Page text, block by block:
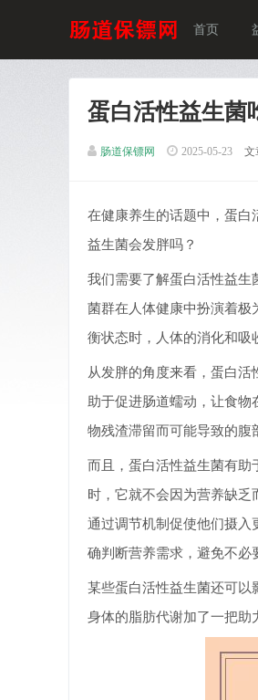
首页
蛋白活性益生菌
肠道保镖网 2025-05-23 文
在健康养生的话题中，蛋白
益生菌会发胖吗？
我们需要了解蛋白活性益生
菌群在人体健康中扮演着极
衡状态时，人体的消化和吸
从发胖的角度来看，蛋白
助于促进肠道蠕动，让食
物残渣滞留而可能导致的腹
而且，蛋白活性益生菌有助
时，它就不会因为营养缺
通过调节机制促使他们摄入
确判断营养需求，避免不必
某些蛋白活性益生菌还可以
身体的脂肪代谢加了一把助